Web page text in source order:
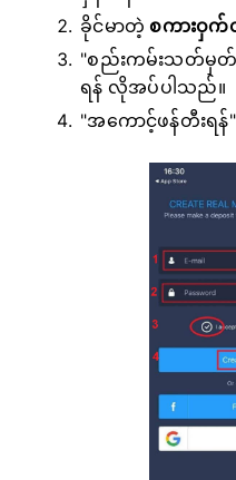
ခိုင်မာတဲ့ စကားဝှက်
"စည်းကမ်းသတ်မှတ်
ရန် လိုအပ်ပါသည်။
"အကောင့်ဖန်တီးရန်"